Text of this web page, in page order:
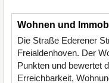
Wohnen und
Die Straße Ederener
Freialdenhoven. Der
Punkten und bewertet
Erreichbarkeit,